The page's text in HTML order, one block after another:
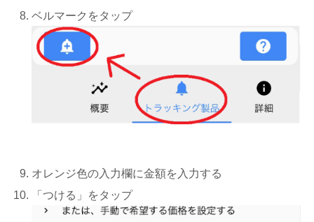
ベルマークをタップ
オレンジ色の入力欄に金額を入力する
「つける」をタップ